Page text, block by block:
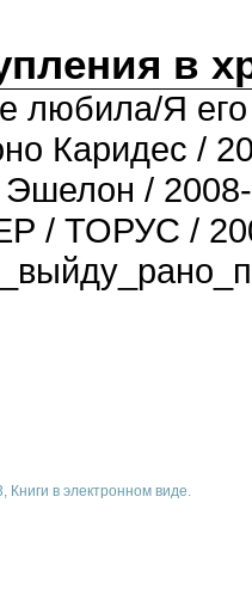
в
любила/Я
Каридес /
/
/ ТОРУС /
Книги в электронном виде.